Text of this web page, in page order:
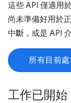
這些 API 僅適用
尚未準備好用於
中斷，或是 API
所有目前
工作已開始